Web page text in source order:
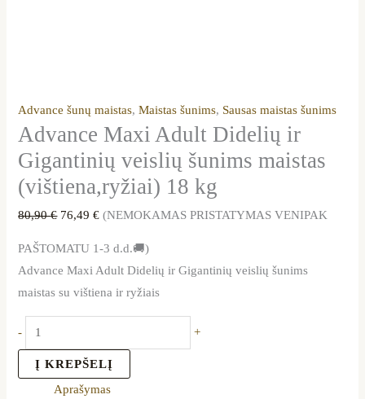
Advance šunų maistas,Maistas šunims, Sausas maistas šunims
Advance Maxi Adult Didelių ir
Gigantinių veislių šunims maistas
(vištiena,ryžiai) 18 kg
80,90€ 76,49€ (NEMOKAMAS PRISTATYMAS VENIPAK
PAŠTOMATU 1-3 d.d.🚚)
Advance Maxi Adult Didelių ir Gigantinių veislių šunims
maistas su vištiena ir ryžiais
- +
Į KREPŠELĮ
Aprašymas